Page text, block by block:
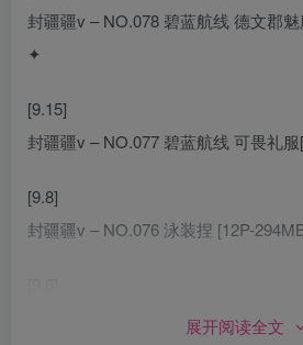
封疆疆v – NO.078 碧蓝航线 德文郡
✦
[9.15]
封疆疆v – NO.077 碧蓝航线 可畏礼服
[9.8]
封疆疆v – NO.076 泳装捏 [12P-
封疆疆v – NO.075 碧蓝档案 妃咲JK
展开阅读全文